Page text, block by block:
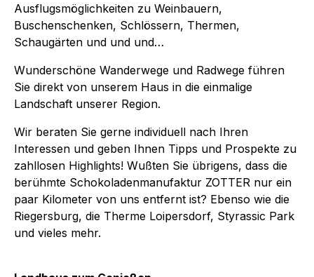
Ausflugsmöglichkeiten zu Weinbauern,
Buschenschenken, Schlössern, Thermen,
Schaugärten und und und…
Wunderschöne Wanderwege und Radwege führen
Sie direkt von unserem Haus in die einmalige
Landschaft unserer Region.
Wir beraten Sie gerne individuell nach Ihren
Interessen und geben Ihnen Tipps und Prospekte zu
zahllosen Highlights! Wußten Sie übrigens, dass die
berühmte Schokoladenmanufaktur ZOTTER nur ein
paar Kilometer von uns entfernt ist? Ebenso wie die
Riegersburg, die Therme Loipersdorf, Styrassic Park
und vieles mehr.